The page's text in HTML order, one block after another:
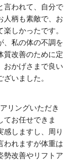
言われて、自分で
人柄も素敵で、お
しかったです。
、私の体の不調を
質改善のために定
おかげさまで良い
いました。
リングいただき
てお任せできま
感しますし、周り
われますが体重は
勢改善やリフトア